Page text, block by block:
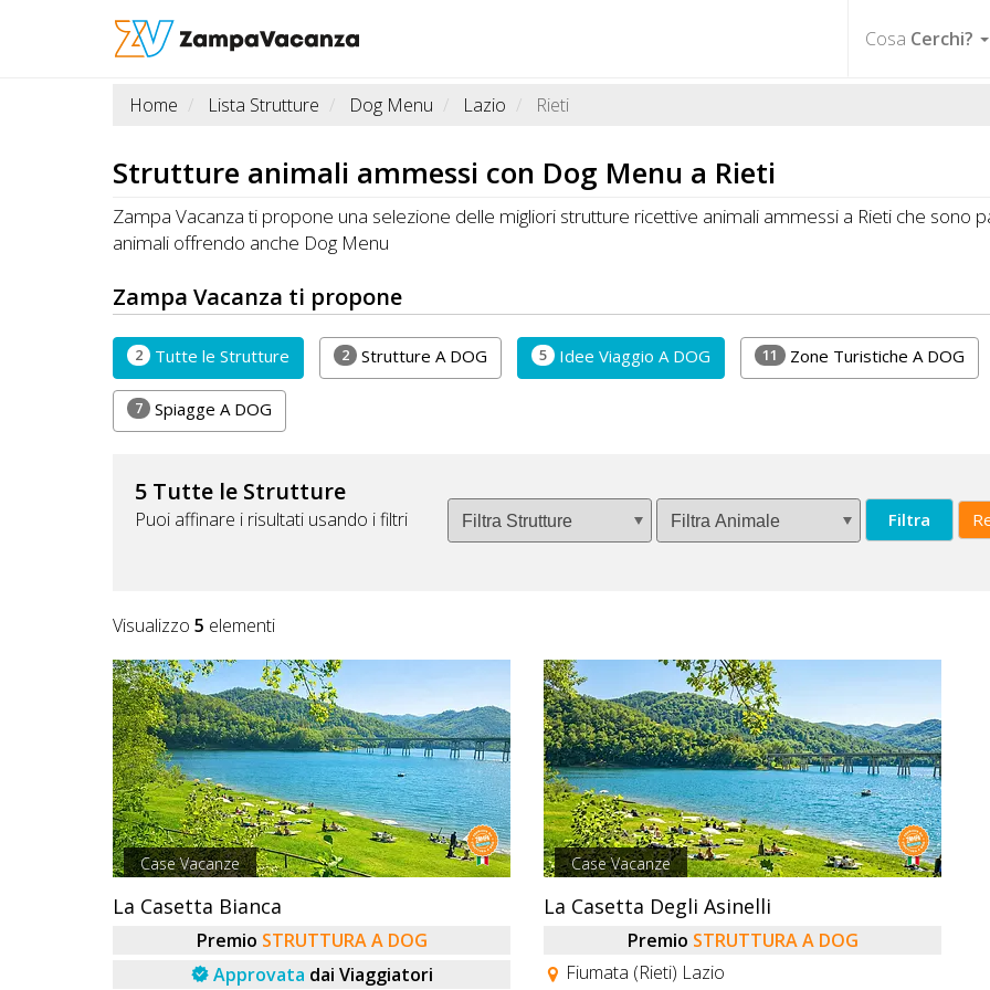
Cosa Cerchi?
STRUTTURE
LUOGHI
OFFERTE
CHIEDI
CODICE
SCONTO
Video
Home Lista Strutture Dog Menu Lazio Rieti
Strutture animali ammessi con Dog Menu a Rieti
Zampa Vacanza ti propone una selezione delle migliori strutture ricettive animali ammessi a Rieti che sono
animali offrendo anche Dog Menu
Zampa Vacanza ti propone
2 Tutte le Strutture 2 Strutture A DOG 5 Idee Viaggio A DOG 11 Zone Turistiche A DOG
7 Spiagge A DOG
5 Tutte le Strutture
Puoi affinare i risultati usando i filtri Filtra
Visualizzo 5 elementi
Case Vacanze
La Casetta Bianca
Premio STRUTTURA A DOG
Approvata dai Viaggiatori
Case Vacanze
La Casetta Degli Asinelli
Premio STRUTTURA A DOG
Fiumata (Rieti) Lazio